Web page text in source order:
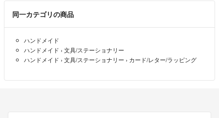
同一カテゴリの商品
ハンドメイド
ハンドメイド › 文具/ステーショナリー
ハンドメイド › 文具/ステーショナリー › カード/レター/ラッピング